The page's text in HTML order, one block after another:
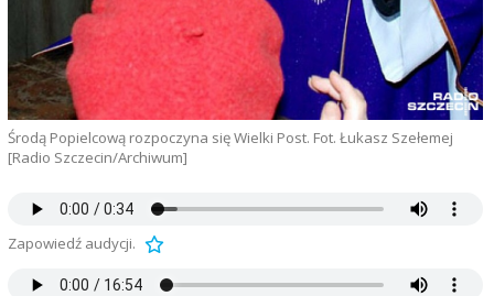
Środą Popielcową rozpoczyna się Wielki Post. Fot. Łukasz Szełemej
[Radio Szczecin/Archiwum]
Zapowiedź audycji.